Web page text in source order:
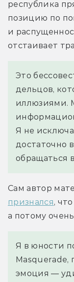
республика
позицию по
и
отстаивает
Это
дельцов,
иллюзиями.
Я не
достаточно
обращаться
признался,
а потому
Я в юности
Masquerade,
эмоция —